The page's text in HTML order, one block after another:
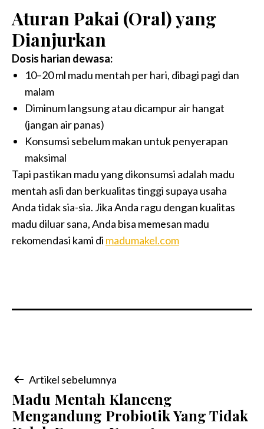
Aturan Pakai (Oral) yang
Dianjurkan
Dosis harian dewasa:
10–20 ml madu mentah per hari, dibagi pagi dan
malam
Diminum langsung atau dicampur air hangat
(jangan air panas)
Konsumsi sebelum makan untuk penyerapan
maksimal
Tapi pastikan madu yang dikonsumsi adalah madu
mentah asli dan berkualitas tinggi supaya usaha
Anda tidak sia-sia. Jika Anda ragu dengan kualitas
madu diluar sana, Anda bisa memesan madu
rekomendasi kami di madumakel.com
Navigasi
pos
Artikel sebelumnya
Madu Mentah Klanceng
Mengandung Probiotik Yang Tidak